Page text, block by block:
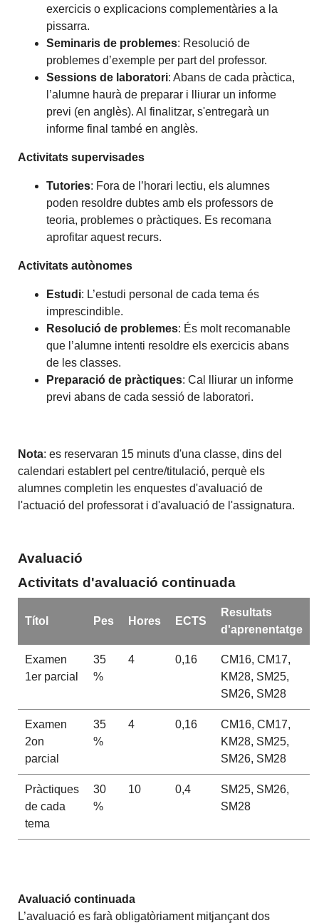
exercicis o explicacions complementàries a la
pissarra.
Seminaris de problemes: Resolució de
problemes d’exemple per part del professor.
Sessions de laboratori: Abans de cada pràctica,
l’alumne haurà de preparar i lliurar un informe
previ (en anglès). Al finalitzar, s'entregarà un
informe final també en anglès.
Activitats supervisades
Tutories: Fora de l’horari lectiu, els alumnes
poden resoldre dubtes amb els professors de
teoria, problemes o pràctiques. Es recomana
aprofitar aquest recurs.
Activitats autònomes
Estudi: L’estudi personal de cada tema és
imprescindible.
Resolució de problemes: És molt recomanable
que l’alumne intenti resoldre els exercicis abans
de les classes.
Preparació de pràctiques: Cal lliurar un informe
previ abans de cada sessió de laboratori.
Nota: es reservaran 15 minuts d'una classe, dins del
calendari establert pel centre/titulació, perquè els
alumnes completin les enquestes d'avaluació de
l'actuació del professorat i d'avaluació de l'assignatura.
Avaluació
Activitats d'avaluació continuada
Títol Pes Hores ECTS
Resultats
d'aprenentatge
Examen
1er parcial
35
%
4 0,16
CM16, CM17,
KM28, SM25,
SM26, SM28
Examen
2on
parcial
35
%
4 0,16
CM16, CM17,
KM28, SM25,
SM26, SM28
Pràctiques
de cada
tema
30
%
10 0,4
SM25, SM26,
SM28
Avaluació continuada
L’avaluació es farà obligatòriament mitjançant dos